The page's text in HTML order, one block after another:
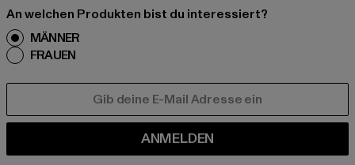
An welchen Produkten bist du interessiert?
MÄNNER
FRAUEN
ANMELDEN